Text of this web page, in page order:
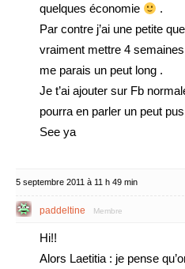
quelques économie
.
Par contre j’ai une petite
vraiment mettre 4
me parais un peut long .
Je t’ai ajouter sur Fb
pourra en parler un peut
See ya
5 septembre 2011 à 11 h 49 min
paddeltine Membre
Hi!!
Alors Laetitia : je pense